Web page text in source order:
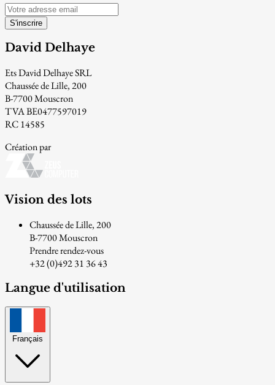
S'inscrire
David Delhaye
Ets David Delhaye SRL
Chaussée de Lille, 200
B-7700 Mouscron
TVA BE0477597019
RC 14585
Création par
Vision des lots
Chaussée de Lille, 200
B-7700 Mouscron
Prendre rendez-vous
+32 (0)492 31 36 43
Langue d'utilisation
Français